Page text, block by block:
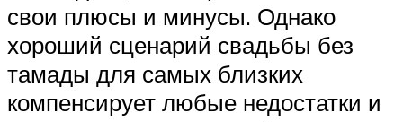
свои плюсы и минусы. Однако
хороший сценарий свадьбы без
тамады для самых близких
компенсирует любые недостатки и